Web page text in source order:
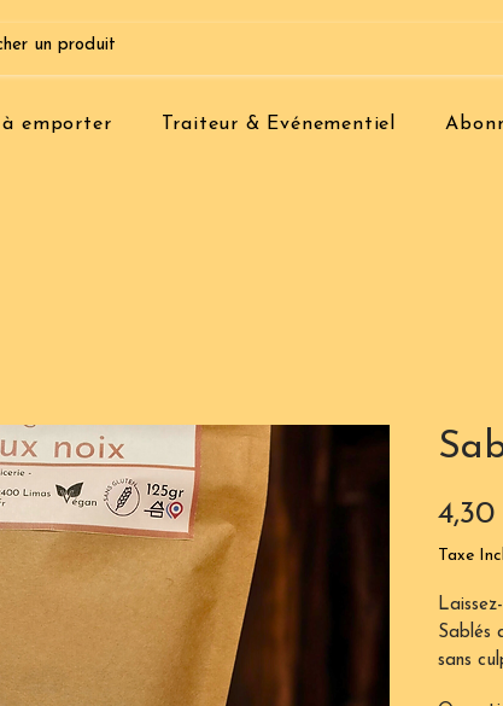
à emporter Traiteur & Evénementiel
Taxe
Sablés
sans